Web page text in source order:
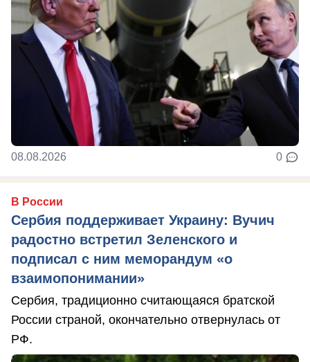
08.08.2026 0
В России
Сербия поддерживает Украину: Вучич
радостно встретил Зеленского и
подписал с ним меморандум «о
взаимопонимании»
Сербия, традиционно считающаяся братской
России страной, окончательно отвернулась от
РФ.